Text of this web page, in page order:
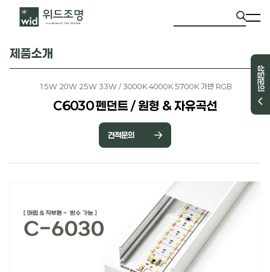
상담문의
제품소개
15W 20W 25W 33W / 3000K 4000K 5700K 가변 RGB
C6030 펜던트 / 원형 & 자유곡선
견적문의